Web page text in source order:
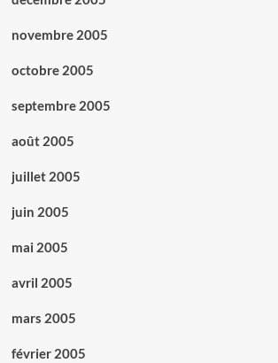
novembre 2005
octobre 2005
septembre 2005
août 2005
juillet 2005
juin 2005
mai 2005
avril 2005
mars 2005
février 2005